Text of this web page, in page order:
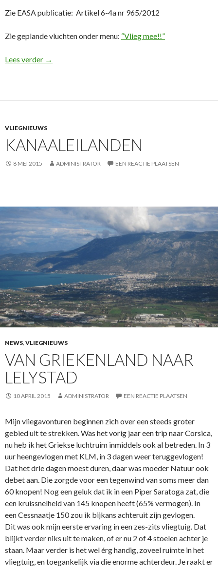
Zie EASA publicatie: Artikel 6-4a nr 965/2012
Zie geplande vluchten onder menu: “Vlieg mee!!”
Lees verder Vlieg mee
→
VLIEGNIEUWS
KANAALEILANDEN
8 MEI 2015 ADMINISTRATOR EEN REACTIE PLAATSEN
NEWS, VLIEGNIEUWS
VAN GRIEKENLAND NAAR
LELYSTAD
10 APRIL 2015 ADMINISTRATOR EEN REACTIE PLAATSEN
Mijn vliegavonturen beginnen zich over een steeds groter
gebied uit te strekken. Was het vorig jaar een trip naar Corsica,
nu heb ik het Griekse luchtruim inmiddels ook al betreden. In 3
uur heengevlogen met KLM, in 3 dagen weer teruggevlogen!
Dat het drie dagen moest duren, daar was moeder Natuur ook
debet aan. Die zorgde voor een tegenwind van soms meer dan
60 knopen! Nog een geluk dat ik in een Piper Saratoga zat, die
een kruissnelheid van 145 knopen heeft (65% vermogen). In
een Cessnaatje 150 zou ik bijkans achteruit zijn gevlogen.
Dit was ook mijn eerste ervaring in een zes-zits vliegtuig. Dat
blijkt verder niks uit te maken, of er nu 2 of 4 stoelen achter je
staan. Maar verder is het wel érg handig, zoveel ruimte in het
vliegtuig, en toegankelijk via die enorme achterdeur. Je raakt er